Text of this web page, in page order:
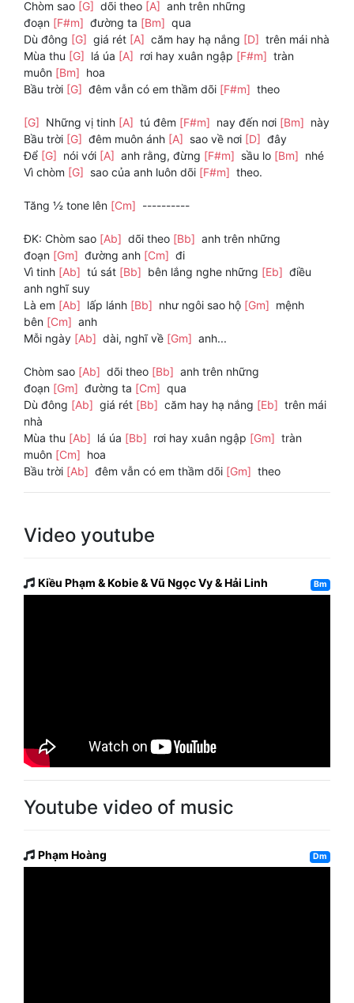
Chòm sao [G] dõi theo [A] anh trên những
đoạn [F#m] đường ta [Bm] qua
Dù đông [G] giá rét [A] căm hay hạ nắng [D] trên mái nhà
Mùa thu [G] lá úa [A] rơi hay xuân ngập [F#m] tràn
muôn [Bm] hoa
Bầu trời [G] đêm vẫn có em thầm dõi [F#m] theo
[G] Những vị tinh [A] tú đêm [F#m] nay đến nơi [Bm] này
Bầu trời [G] đêm muôn ánh [A] sao về nơi [D] đây
Để [G] nói với [A] anh rằng, đừng [F#m] sầu lo [Bm] nhé
Vì chòm [G] sao của anh luôn dõi [F#m] theo.
Tăng ½ tone lên [Cm] ----------
ĐK: Chòm sao [Ab] dõi theo [Bb] anh trên những
đoạn [Gm] đường anh [Cm] đi
Vì tinh [Ab] tú sát [Bb] bên lắng nghe những [Eb] điều
anh nghĩ suy
Là em [Ab] lấp lánh [Bb] như ngôi sao hộ [Gm] mệnh
bên [Cm] anh
Mỗi ngày [Ab] dài, nghĩ về [Gm] anh...
Chòm sao [Ab] dõi theo [Bb] anh trên những
đoạn [Gm] đường ta [Cm] qua
Dù đông [Ab] giá rét [Bb] căm hay hạ nắng [Eb] trên mái
nhà
Mùa thu [Ab] lá úa [Bb] rơi hay xuân ngập [Gm] tràn
muôn [Cm] hoa
Bầu trời [Ab] đêm vẫn có em thầm dõi [Gm] theo
Video youtube
Kiều Phạm & Kobie & Vũ Ngọc Vy & Hải Linh Bm
Youtube video of music
Phạm Hoàng Dm